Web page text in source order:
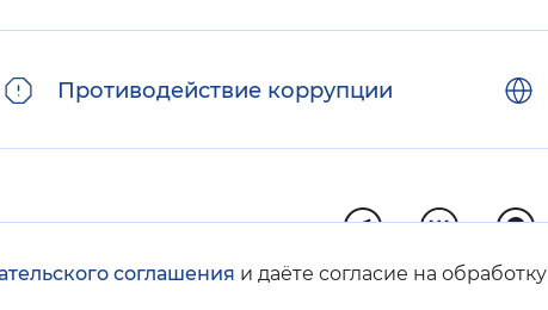
соглашения и даёте согласие на обработку
Противодействие коррупции